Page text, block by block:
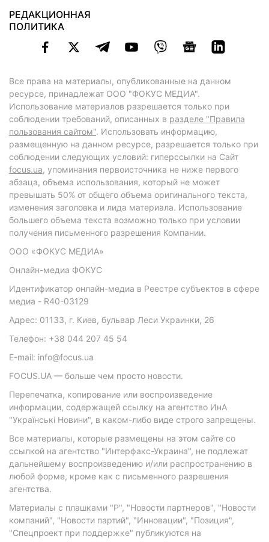
РЕДАКЦИОННАЯ
ПОЛИТИКА
Все права на материалы, опубликованные на данном
ресурсе, принадлежат ООО "ФОКУС МЕДИА".
Использование материалов разрешается только при
соблюдении требований, описанных в разделе "Правила
пользования сайтом". Использовать информацию,
размещенную на данном ресурсе, разрешается только при
соблюдении следующих условий: гиперссылки на Сайт
focus.ua, упоминания первоисточника не ниже первого
абзаца, объема использования, который не может
превышать 50% от общего объема оригинального текста,
изменения заголовка и лида материала. Использование
большего объема текста возможно только при условии
получения письменного разрешения Компании.
ООО «ФОКУС МЕДИА»
Онлайн-медиа ФОКУС
Идентификатор онлайн-медиа в Реестре субъектов в сфере
медиа - R40-03129
Адрес: 01133, г. Киев, бульвар Леси Украинки, 26
Телефон: +38 044 207 45 54
E-mail: info@focus.ua
FOCUS.UA — больше чем просто новости.
Перепечатка, копирование или воспроизведение
информации, содержащей ссылку на агентство ИнА
"Українські Новини", в каком-либо виде строго запрещены.
Все материалы, которые размещены на этом сайте со
ссылкой на агентство "Интерфакс-Украина", не подлежат
дальнейшему воспроизведению и/или распространению в
любой форме, кроме как с письменного разрешения
агентства.
Материалы с плашками "Р", "Новости партнеров", "Новости
компаний", "Новости партий", "Инновации", "Позиция",
"Спецпроект при поддержке" публикуются на